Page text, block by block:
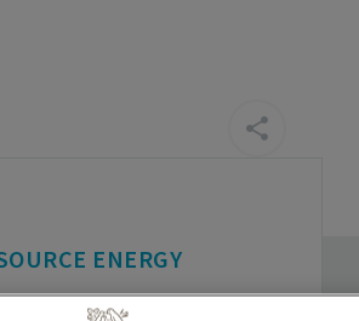
ENERGY
completa de alta